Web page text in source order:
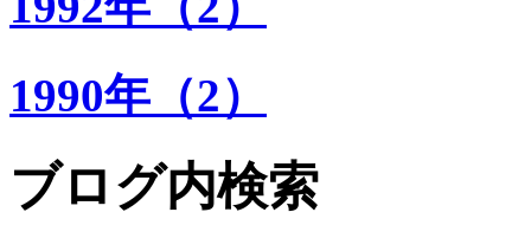
1990年（2）
ブログ内検索